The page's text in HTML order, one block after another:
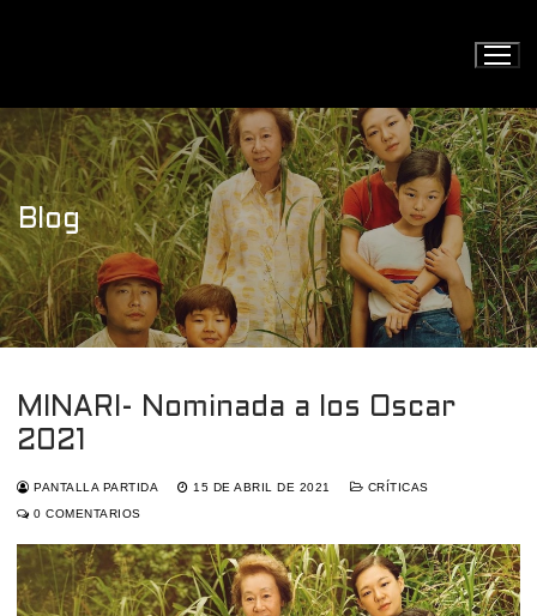
Blog
MINARI- Nominada a los Oscar
2021
PANTALLA PARTIDA 15 DE ABRIL DE 2021
CRÍTICAS
0 COMENTARIOS